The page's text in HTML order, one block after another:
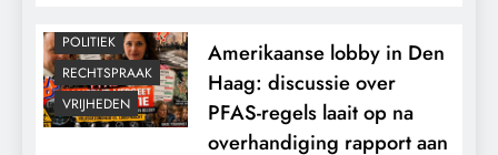
POLITIEK
RECHTSPRAAK
VRIJHEDEN
Amerikaanse lobby in Den
Haag: discussie over
PFAS-regels laait op na
overhandiging rapport aan